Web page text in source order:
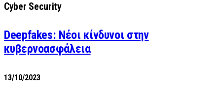
Cyber Security
Deepfakes: Νέοι κίνδυνοι στην
κυβερνοασφάλεια
13/10/2023